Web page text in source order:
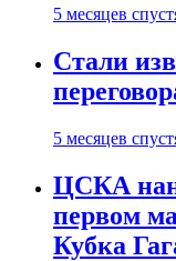
5 месяцев
Стали
5 месяцев
ЦСКА
первом
Кубка